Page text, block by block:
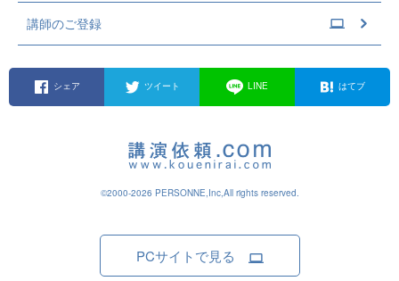
講師のご登録
シェア ツイート LINE はてブ
©2000-2026 PERSONNE,Inc,All rights reserved.
PCサイトで見る